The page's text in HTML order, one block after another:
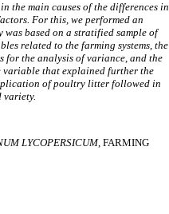
the main causes of the differences in
For this, we performed an
based on a stratified sample of
related to the farming systems, the
for the analysis of variance, and the
variable that explained further the
of poultry litter followed in
variety.
LYCOPERSICUM, FARMING